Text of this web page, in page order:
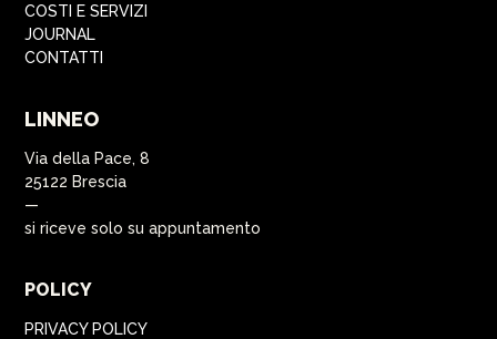
COSTI E SERVIZI
JOURNAL
CONTATTI
LINNEO
Via della Pace, 8
25122 Brescia
—
si riceve solo su appuntamento
POLICY
PRIVACY POLICY